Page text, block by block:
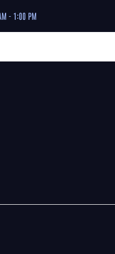
- 1:00 PM